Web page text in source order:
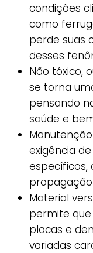
condições
como
perde suas
desses
Não tóxico,
se torna
pensando
saúde e
exigência
específicos,
Material
permite
placas e
variadas